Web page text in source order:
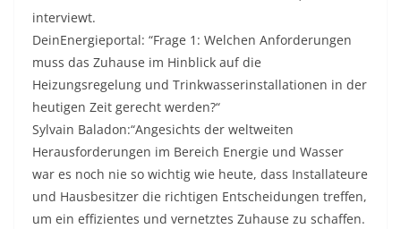
interviewt.
DeinEnergieportal: “Frage 1: Welchen Anforderungen
muss das Zuhause im Hinblick auf die
Heizungsregelung und Trinkwasserinstallationen in der
heutigen Zeit gerecht werden?“
Sylvain Baladon:“Angesichts der weltweiten
Herausforderungen im Bereich Energie und Wasser
war es noch nie so wichtig wie heute, dass Installateure
und Hausbesitzer die richtigen Entscheidungen treffen,
um ein effizientes und vernetztes Zuhause zu schaffen.